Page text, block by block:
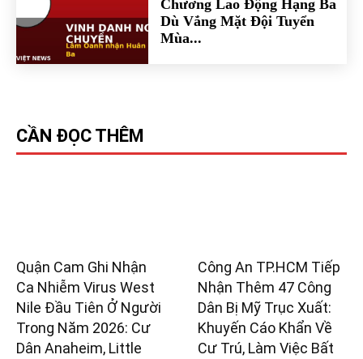
Chương Lao Động Hạng Ba
Dù Vắng Mặt Đội Tuyển
Mùa...
CẦN ĐỌC THÊM
Quận Cam Ghi Nhận
Ca Nhiễm Virus West
Nile Đầu Tiên Ở Người
Trong Năm 2026: Cư
Dân Anaheim, Little
Công An TP.HCM Tiếp
Nhận Thêm 47 Công
Dân Bị Mỹ Trục Xuất:
Khuyến Cáo Khẩn Về
Cư Trú, Làm Việc Bất